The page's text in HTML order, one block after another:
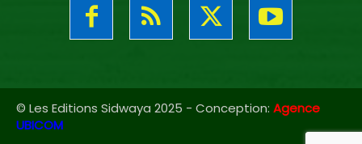
© Les Editions Sidwaya 2025 - Conception: Agence
UBICOM